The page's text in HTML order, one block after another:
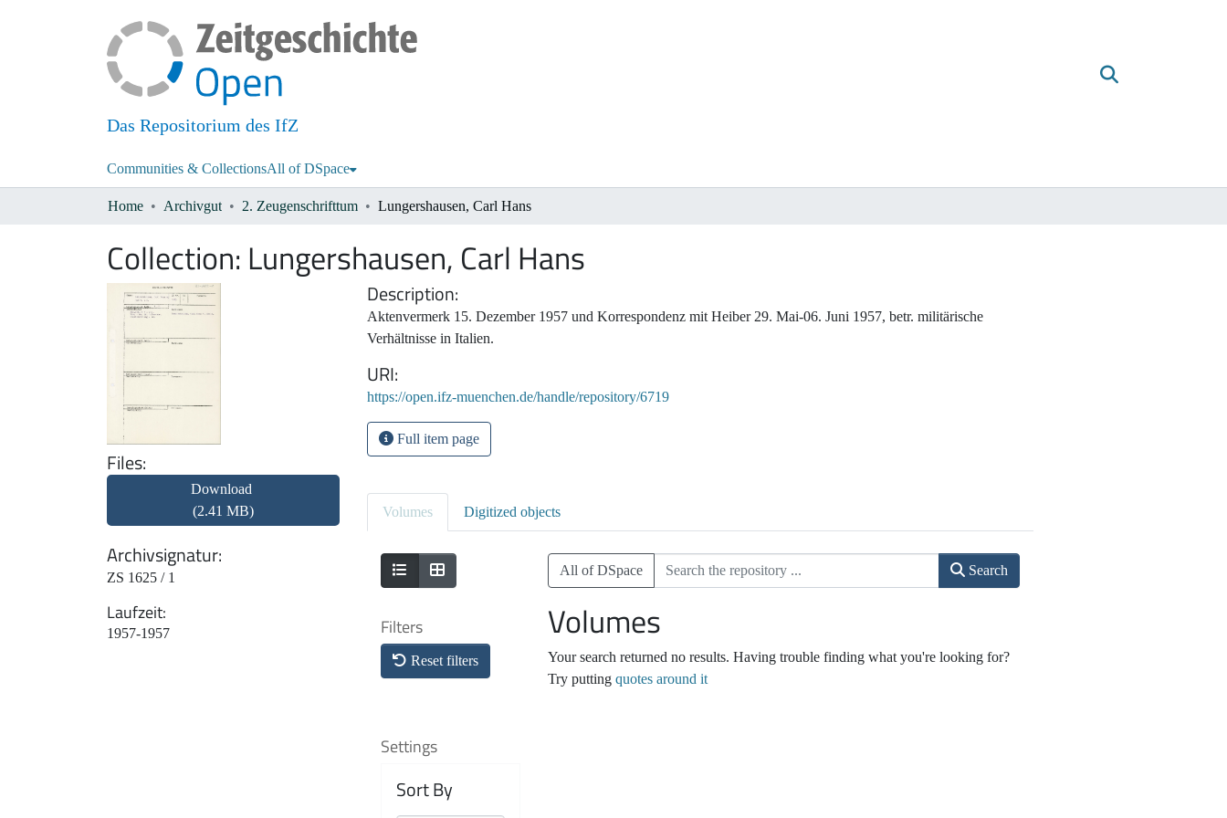
Das Repositorium des IfZ
Communities & CollectionsAll of DSpace
Home Archivgut 2. Zeugenschrifttum Lungershausen, Carl Hans
Collection: Lungershausen, Carl Hans
Files
Download
(2.41 MB)
Archivsignatur
ZS 1625 / 1
Laufzeit
1957-1957
Description
Aktenvermerk 15. Dezember 1957 und Korrespondenz mit Heiber 29. Mai-06. Juni 1957, betr. militärische
Verhältnisse in Italien.
URI
https://open.ifz-muenchen.de/handle/repository/6719
Full item page
Volumes Digitized objects
Filters
Reset filters
Settings
Sort By
All of DSpace Search
Volumes
Your search returned no results. Having trouble finding what you're looking for?
Try putting quotes around it